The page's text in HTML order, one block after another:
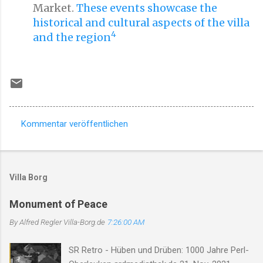
Market. These events showcase the
historical and cultural aspects of the villa
and the region4
o
e
n
a
Kommentar veröffentlichen
Villa Borg
Monument of Peace
By Alfred ReglerVilla-Borg.de 7:26:00 AM
SR Retro - Hüben und Drüben: 1000 Jahre Perl-